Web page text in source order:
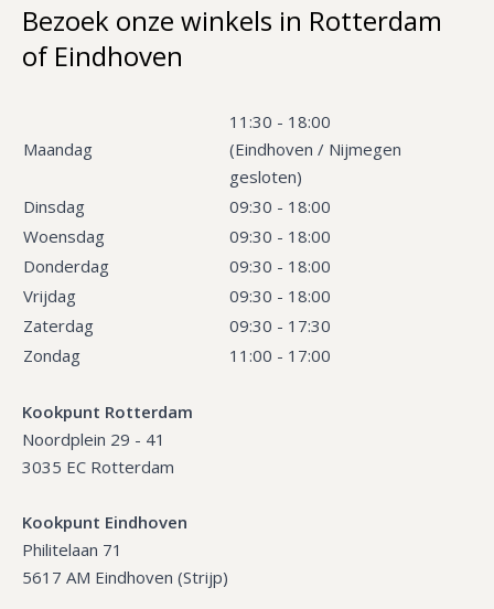
Bezoek onze winkels in Rotterdam
of Eindhoven
Maandag
11:30 - 18:00
(Eindhoven / Nijmegen
gesloten)
Dinsdag
09:30 - 18:00
Woensdag
09:30 - 18:00
Donderdag
09:30 - 18:00
Vrijdag
09:30 - 18:00
Zaterdag
09:30 - 17:30
Zondag
11:00 - 17:00
Kookpunt Rotterdam
Noordplein 29 - 41
3035 EC Rotterdam
Kookpunt Eindhoven
Philitelaan 71
5617 AM Eindhoven (Strijp)